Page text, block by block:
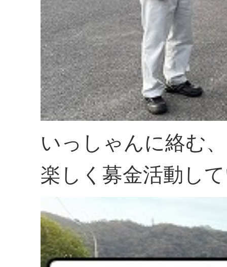
いっしゃんに絡む
楽しく募金活動し